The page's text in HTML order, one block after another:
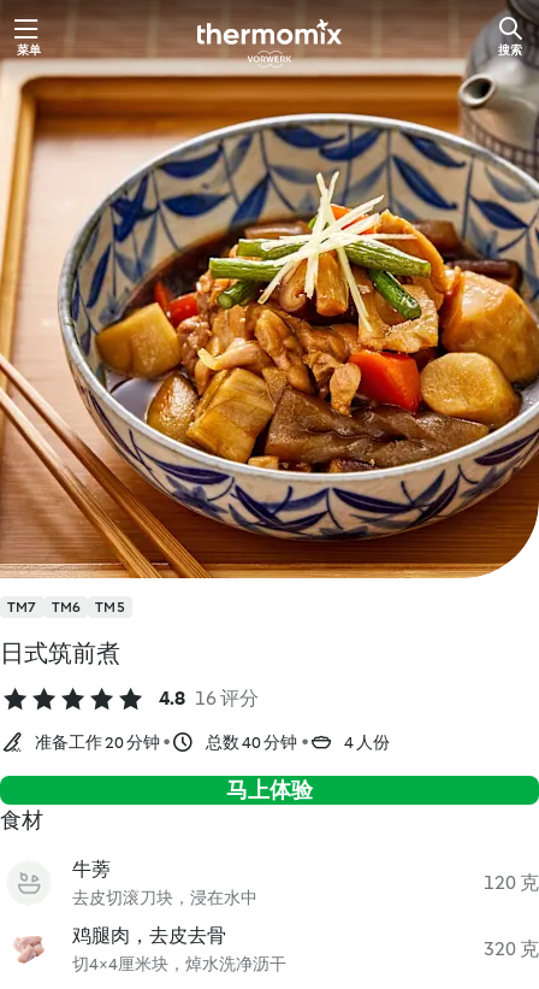
跳
至
内
容
菜单 搜索
TM7 TM6 TM5
日式筑前煮
4.8 16 评分
准备工作 20 分钟 总数 40 分钟 4 人份
马上体验
食材
牛蒡
去皮切滚刀块，浸在水中
120 克
鸡腿肉，去皮去骨
切4×4厘米块，焯水洗净沥干
320 克